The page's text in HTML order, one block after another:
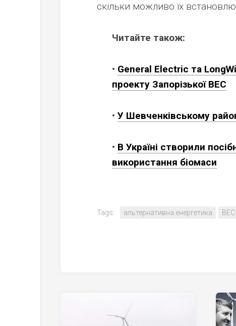
скільки можливо їх
Читайте також:
• General Electric та
проекту Запорізької ВЕС
• У Шевченківському
• В Україні створили
використання біомаси
Tags: альтернативна енергетика ВЕС